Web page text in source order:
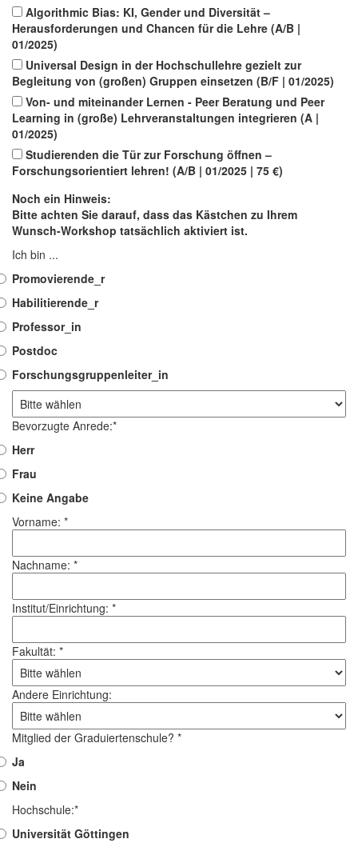
Algorithmic Bias: KI, Gender und Diversität –
Herausforderungen und Chancen für die Lehre (A/B |
01/2025)
Universal Design in der Hochschullehre gezielt zur
Begleitung von (großen) Gruppen einsetzen (B/F | 01/2025)
Von- und miteinander Lernen - Peer Beratung und Peer
Learning in (große) Lehrveranstaltungen integrieren (A |
01/2025)
Studierenden die Tür zur Forschung öffnen –
Forschungsorientiert lehren! (A/B | 01/2025 | 75 €)
Noch ein Hinweis:
Bitte achten Sie darauf, dass das Kästchen zu Ihrem
Wunsch-Workshop tatsächlich aktiviert ist.
Ich bin ...
Promovierende_r
Habilitierende_r
Professor_in
Postdoc
Forschungsgruppenleiter_in
Bevorzugte Anrede:*
Herr
Frau
Keine Angabe
Vorname: *
Nachname: *
Institut/Einrichtung: *
Fakultät: *
Andere Einrichtung:
Mitglied der Graduiertenschule? *
Ja
Nein
Hochschule:*
Universität Göttingen